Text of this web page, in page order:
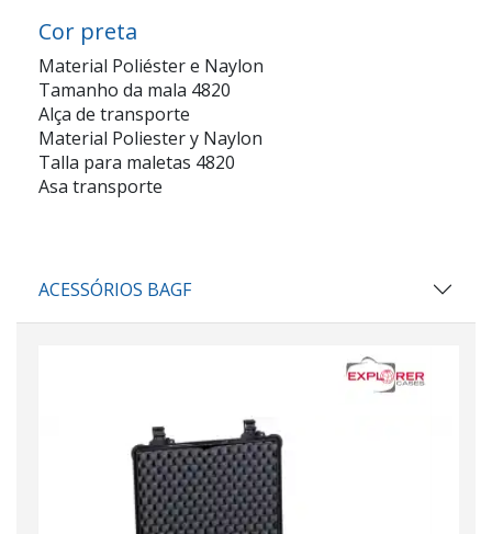
Cor preta
Material Poliéster e Naylon
Tamanho da mala 4820
Alça de transporte
Material Poliester y Naylon
Talla para maletas 4820
Asa transporte
ACESSÓRIOS BAGF